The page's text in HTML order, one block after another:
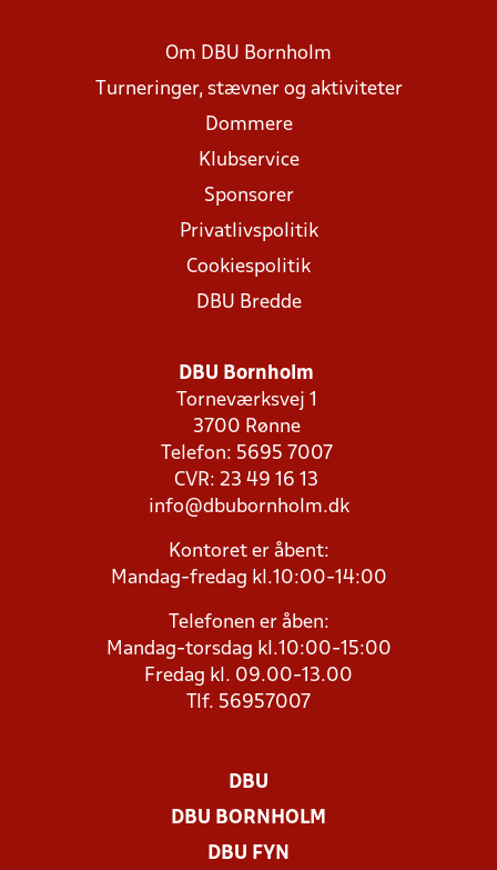
Om DBU Bornholm
Turneringer, stævner og aktiviteter
Dommere
Klubservice
Sponsorer
Privatlivspolitik
Cookiespolitik
DBU Bredde
DBU Bornholm
Torneværksvej 1
3700 Rønne
Telefon: 5695 7007
CVR: 23 49 16 13
info@dbubornholm.dk
Kontoret er åbent:
Mandag-fredag kl.10:00-14:00
Telefonen er åben:
Mandag-torsdag kl.10:00-15:00
Fredag kl. 09.00-13.00
Tlf. 56957007
DBU
DBU BORNHOLM
DBU FYN